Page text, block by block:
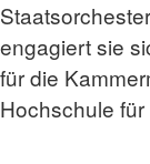
engagiert sie
für die
Hochschule